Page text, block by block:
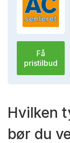
Få
pristilbud
Hvilken
bør du